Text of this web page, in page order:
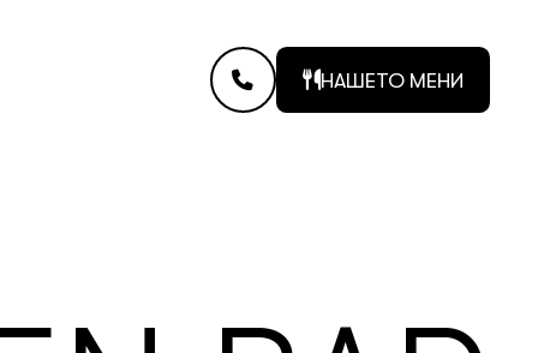
НАШЕТО МЕНИ